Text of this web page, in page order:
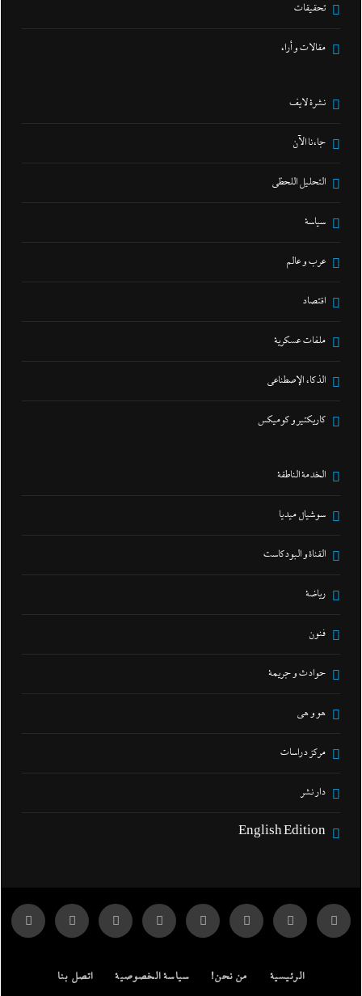
تحقيقات
مقالات و أراء
نشرة لايف
جاءنا الآن
التحليل اللحظي
سياسة
عرب و عالم
اقتصاد
ملفات عسكرية
الذكاء الإصطناعي
كاريكتير و كوميكس
الخدمة الناطقة
سوشيال ميديا
القناة و البودكاست
رياضة
فنون
حوادث و جريمة
هو و هي
مركز دراسات
دار نشر
English Edition
الرئيسية من نحن! سياسة الخصوصية اتصل بنا